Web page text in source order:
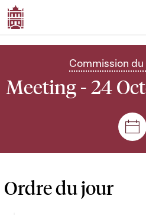
Commission
Meeting - 24
Ordre du jour